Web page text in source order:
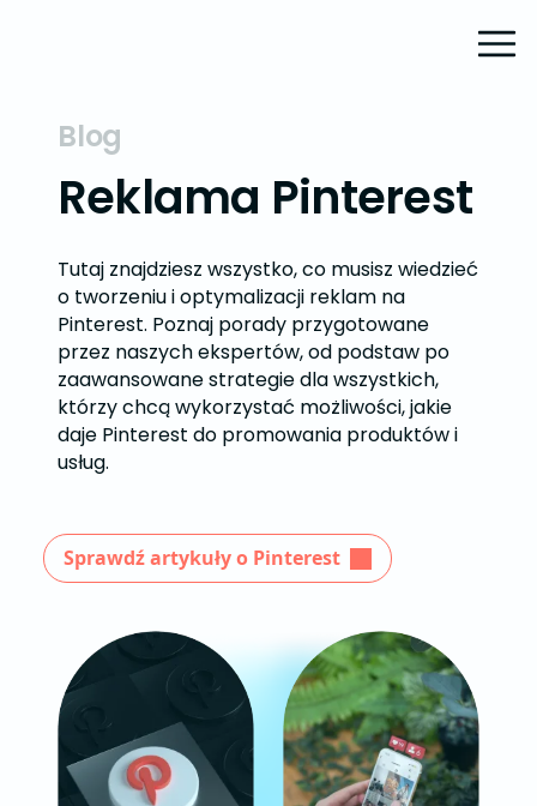
Blog
Reklama Pinterest
Tutaj znajdziesz wszystko, co musisz wiedzieć
o tworzeniu i optymalizacji reklam na
Pinterest. Poznaj porady przygotowane
przez naszych ekspertów, od podstaw po
zaawansowane strategie dla wszystkich,
którzy chcą wykorzystać możliwości, jakie
daje Pinterest do promowania produktów i
usług.
Sprawdź artykuły o Pinterest